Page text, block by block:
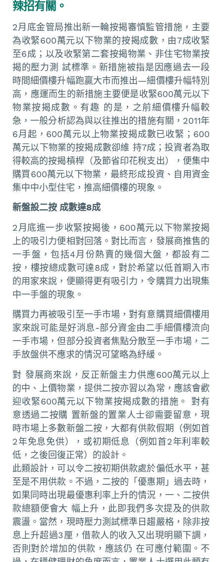
k
p
辣招有關。
2月底金管局推出新一輪按揭審慎監管措施，主要
為收緊600萬元以下物業的按揭成數，由7成收緊
至6成；以及收緊第二套按揭物業、非住宅物業按
揭的壓力測 試標準。新措施被指是因應過去一段
時間細價樓升幅跑贏大市而推出—細價樓升幅特別
高，應運而生的新措施主要便是收緊600萬元以下
物業按揭成數。有趣 的是，之前細價樓升幅較
急，一般分析認為與以往推出的措施有關，2011年
6月起，600萬元以上物業按揭成數已收緊；600
萬元以下物業的按揭成數卻維 持7成；投資者為取
得較高的按揭槓桿（及節省印花稅支出），便集中
購買600萬元以下物業，最終形成投資、自用資金
集中中小型住宅，推高細價樓的現象。
新盤設二按 成數達8成
2月底進一步收緊按揭後，600萬元以下物業按揭
上的吸引力便相對回落。對比而言，發展商推售的
一手盤，包括4月份熱賣的幾個大盤，都設有二
按，樓按總成數可達8成，對於希望以低首期入市
的用家來說，便顯得更有吸引力，令購買力出現集
中一手盤的現象。
購買力再被吸引至一手市場，對有意購買細價樓用
家來說可能是好消息-部分資金由二手細價樓流向
一手市場，但部分投資者焦點分散至一手市場，二
手放盤供不應求的情況可望略為紓緩。
對 發展商來說，反正新盤主力供應600萬元以上
的中、上價物業，提供二按亦習以為常，應該會歡
迎收緊600萬元以下物業按揭成數的措施。 對有
意透過二按購 置新盤的置業人士卻需要留意，現
時市場上多數新盤二按，大都有供款假期（例如首
2年免息免供），或初期低息（例如首2年利率較
低，之後回復正常）的設計。
此類設計，可以令二按初期供款處於偏低水平，甚
至是不用供款。不過，二按的「優惠期」過去時，
如果同時出現最優惠利率上升的情況，一、二按供
款總額便會大 幅上升，此即我們多次提及的供款
震盪。當然，現時壓力測試標準日趨嚴格，除非按
息上升超過3厘，借款人的收入又出現明顯下調，
否則對於增加的供款，應該仍 在可應付範圍。不